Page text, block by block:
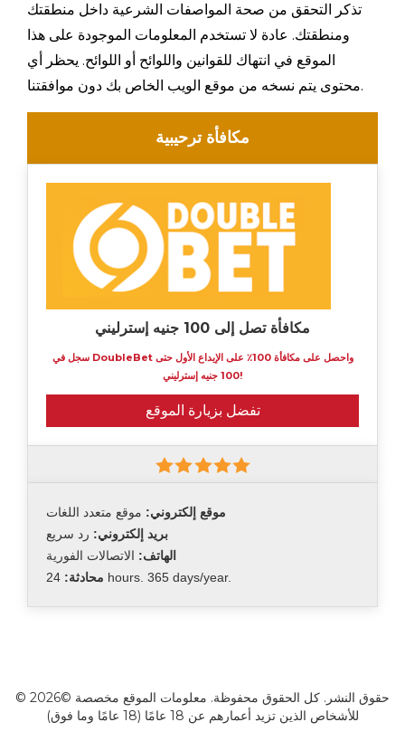
تذكر التحقق من صحة المواصفات الشرعية داخل منطقتك
ومنطقتك. عادة لا تستخدم المعلومات الموجودة على هذا
الموقع في انتهاك للقوانين واللوائح أو اللوائح. يحظر أي
محتوى يتم نسخه من موقع الويب الخاص بك دون موافقتنا.
مكافأة ترحيبية
مكافأة تصل إلى 100 جنيه إسترليني
سجل في DoubleBet واحصل على مكافأة 100٪ على الإيداع الأول حتى
100 جنيه إسترليني!
تفضل بزيارة الموقع
موقع إلكتروني: موقع متعدد اللغات
بريد إلكتروني: رد سريع
الهاتف: الاتصالات الفورية
محادثة: 24 hours. 365 days/year.
© 2026© حقوق النشر. كل الحقوق محفوظة. معلومات الموقع مخصصة
للأشخاص الذين تزيد أعمارهم عن 18 عامًا (18 عامًا وما فوق)